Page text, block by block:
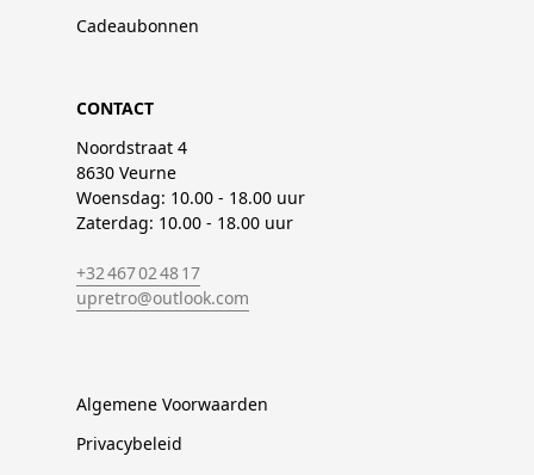
Cadeaubonnen
CONTACT
Noordstraat 4
8630 Veurne
Woensdag: 10.00 - 18.00 uur
Zaterdag: 10.00 - 18.00 uur
+32 467 02 48 17
upretro@outlook.com
Algemene Voorwaarden
Privacybeleid